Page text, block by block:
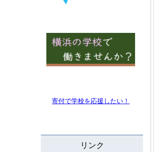
寄付で学校を応援したい！
リンク